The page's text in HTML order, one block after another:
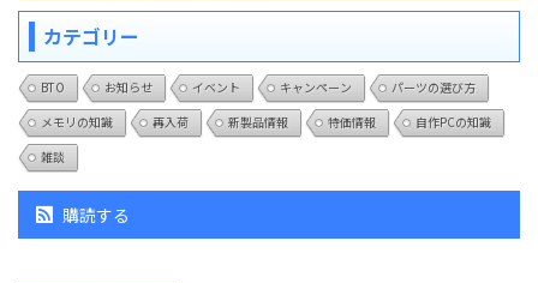
カテゴリー
BTO お知らせ イベント キャンペーン
パーツの選び方
メモリの知識
再入荷 新製品情報 特価情報
自作PCの知識
雑談
購読する